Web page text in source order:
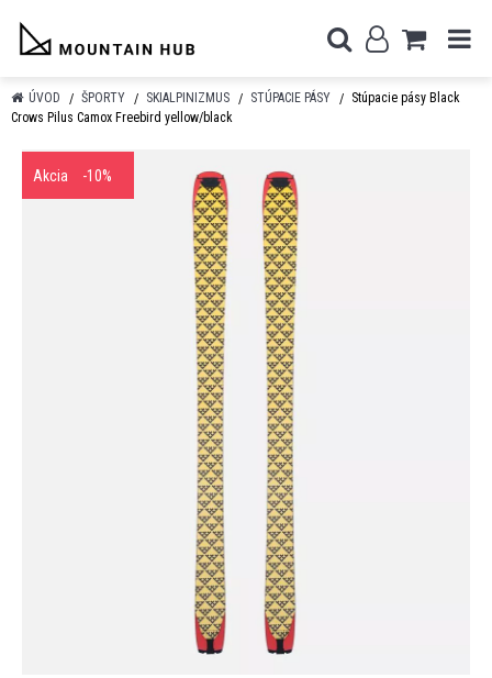
ÚVOD ŠPORTY SKIALPINIZMUS STÚPACIE PÁSY
Stúpacie pásy Black
Crows Pilus Camox Freebird yellow/black
Akcia -10%